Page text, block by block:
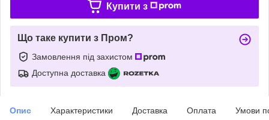
Купити з
Що таке купити з Пром?
Замовлення під захистом
Доступна доставка
Опис Характеристики Доставка Оплата Умови